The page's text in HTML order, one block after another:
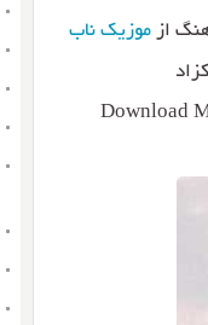
موزیک ناب
Download